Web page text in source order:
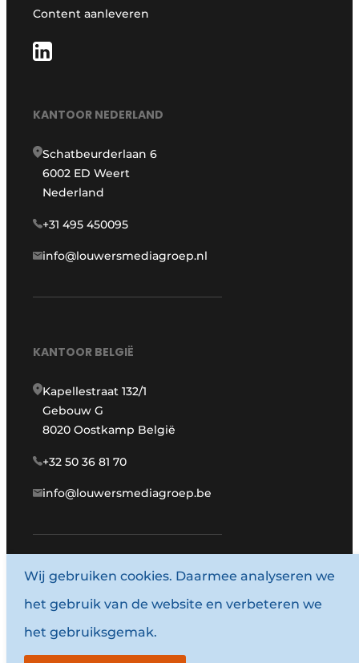
Content aanleveren
KANTOOR NEDERLAND
Schatbeurderlaan 6
6002 ED Weert
Nederland
+31 495 450095
info@louwersmediagroep.nl
KANTOOR BELGIË
Kapellestraat 132/1
Gebouw G
8020 Oostkamp België
+32 50 36 81 70
info@louwersmediagroep.be
www.louwersmediagroep.com
© 1987 - 2026 Louwersmediagroep.
Algemene voorwaarden
Wij gebruiken cookies. Daarmee analyseren we
het gebruik van de website en verbeteren we
het gebruiksgemak.